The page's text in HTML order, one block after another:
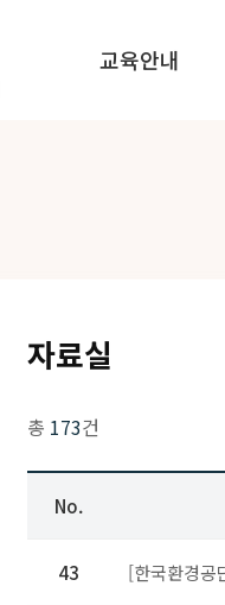
교육안내
자료실
총 173건
No.
43 [한국환경공